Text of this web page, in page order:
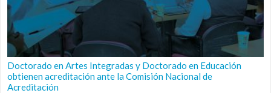
Doctorado en Artes Integradas y Doctorado en Educación
obtienen acreditación ante la Comisión Nacional de
Acreditación